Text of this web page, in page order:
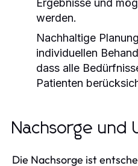
werden.
Nachhaltige
individuellen
dass alle
Patienten
Nachsorge und
Die Nachsorge ist